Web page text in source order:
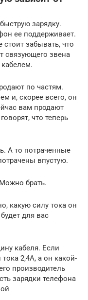
зарядку.
ее поддерживает.
забывать, что
связующего звена
по частям.
и, скорее всего, он
вам продают
что теперь
А то потраченные
впустую.
брать.
какую силу тока он
для вас
кабеля. Если
2,4А, а он какой-
производитель
зарядки телефона